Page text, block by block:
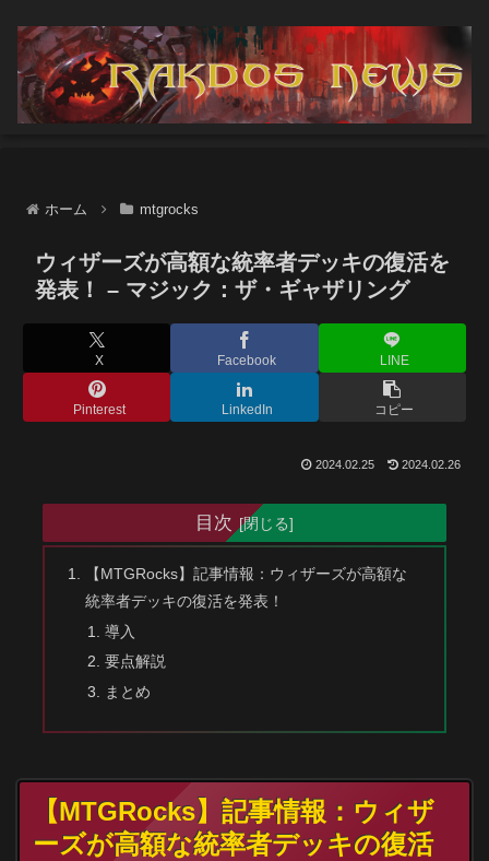
ホーム mtgrocks
ウィザーズが高額な統率者デッキの復活を
発表！ – マジック：ザ・ギャザリング
X Facebook LINE
Pinterest LinkedIn コピー
2024.02.25 2024.02.26
目次
【MTGRocks】記事情報：ウィザーズが高額な
統率者デッキの復活を発表！
導入
要点解説
まとめ
【MTGRocks】記事情報：ウィザ
ーズが高額な統率者デッキの復活